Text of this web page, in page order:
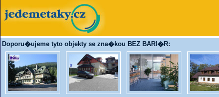
Doporu�ujeme tyto objekty se zna�kou BEZ BARI�R: